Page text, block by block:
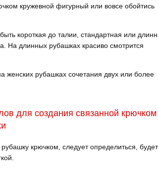
кружевной фигурный или вовсе обойтись
короткая до талии, стандартная или
На длинных рубашках красиво смотрится
женских рубашках сочетания двух или более
для создания связанной крючком
крючком, следует определиться, будет